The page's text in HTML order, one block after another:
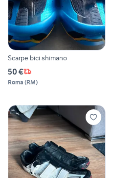
Scarpe bici shimano
50 €
Roma (RM)